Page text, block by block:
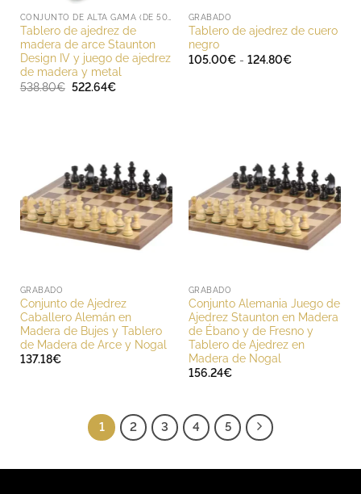
CONJUNTO DE ALTA GAMA (DE 500 A 1000 EUROS)
Tablero de ajedrez de
madera de arce Staunton
Design IV y juego de ajedrez
de madera y metal
538.80€ El
522.64€El
GRABADO
Tablero de ajedrez de cuero
negro
105.00€ - 124.80€Rango
GRABADO
Conjunto de Ajedrez
Caballero Alemán en
Madera de Bujes y Tablero
de Madera de Arce y Nogal
137.18€
GRABADO
Conjunto Alemania Juego de
Ajedrez Staunton en Madera
de Ébano y de Fresno y
Tablero de Ajedrez en
Madera de Nogal
156.24€
1 2 3 4 5